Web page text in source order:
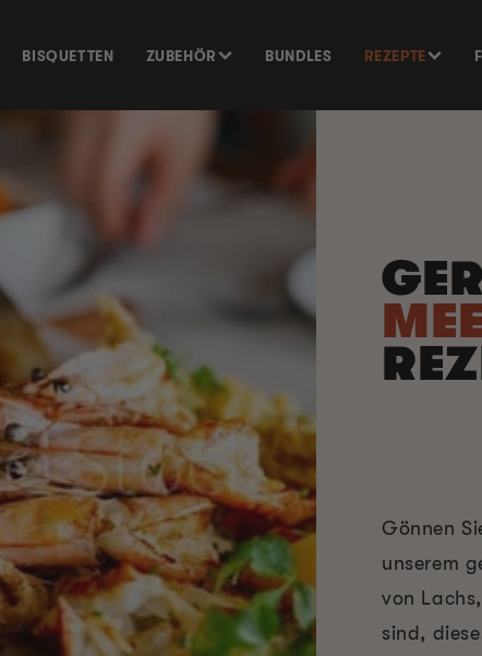
BISQUETTEN ZUBEHÖR BUNDLES REZEPTE
Gönnen
unserem
von
sind,